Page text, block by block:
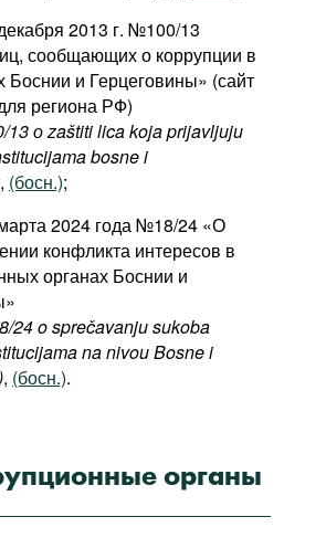
2013 г. №100/13
сообщающих о коррупции в
Боснии и Герцеговины» (сайт
региона РФ)
о zaštiti lica koja prijavljuju
bosne i
, (босн.);
2024 года №18/24 «О
конфликта интересов в
органах Боснии и
24 o sprečavanju sukoba
na nivou Bosne i
, (босн.).
органы